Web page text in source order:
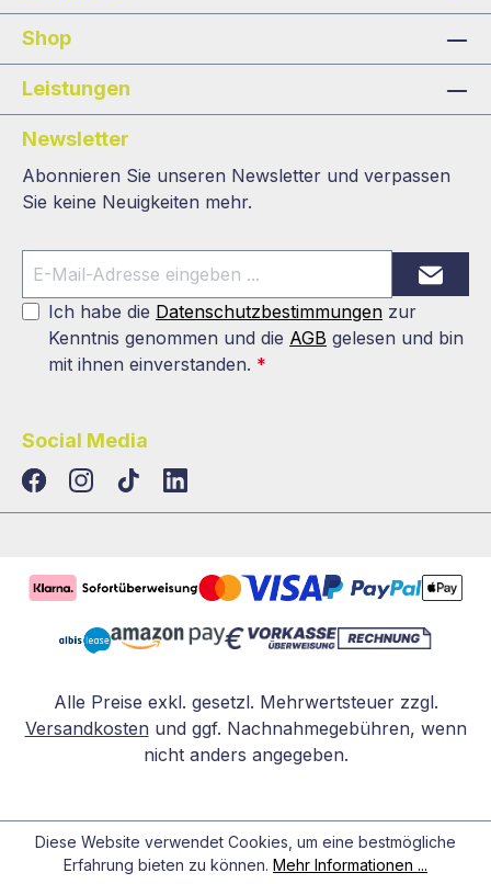
Shop
Leistungen
Newsletter
Abonnieren Sie unseren Newsletter und verpassen
Sie keine Neuigkeiten mehr.
Ich habe die Datenschutzbestimmungen zur
Kenntnis genommen und die AGB gelesen und bin
mit ihnen einverstanden. *
Social Media
TikTokLinkedIn
Alle Preise exkl. gesetzl. Mehrwertsteuer zzgl.
Versandkosten und ggf. Nachnahmegebühren, wenn
nicht anders angegeben.
Diese Website verwendet Cookies, um eine bestmögliche
Erfahrung bieten zu können. Mehr Informationen ...